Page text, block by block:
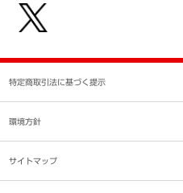
続きについて
特定商取引法に基づく提示
環境方針
サイトマップ